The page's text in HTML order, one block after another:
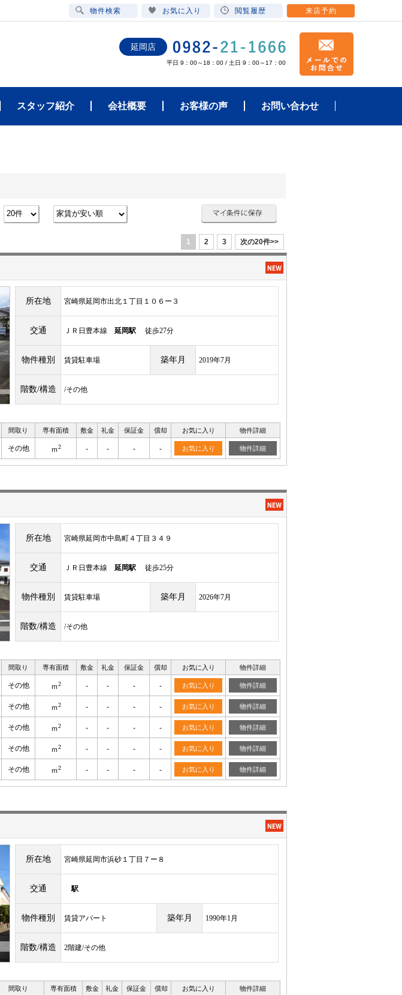
延岡店
平日 9：00～18：00 / 土日 9：00～17：00
スタッフ紹介 会社概要 お客様の声 お問い合わせ
1 2 3 次の20件>>
所在地 宮崎県延岡市出北１丁目１０６ー３
交通 ＪＲ日豊本線 延岡駅 徒歩27分
物件種別 賃貸駐車場 築年月 2019年7月
階数/構造 /その他
間取り 専有面積 敷金 礼金 保証金 償却 お気に入り 物件詳細
その他 ｍ2 - - - - お気に入り 物件詳細
所在地 宮崎県延岡市中島町４丁目３４９
交通 ＪＲ日豊本線 延岡駅 徒歩25分
物件種別 賃貸駐車場 築年月 2026年7月
階数/構造 /その他
間取り 専有面積 敷金 礼金 保証金 償却 お気に入り 物件詳細
その他 ｍ2 - - - - お気に入り 物件詳細
その他 ｍ2 - - - - お気に入り 物件詳細
その他 ｍ2 - - - - お気に入り 物件詳細
その他 ｍ2 - - - - お気に入り 物件詳細
その他 ｍ2 - - - - お気に入り 物件詳細
所在地 宮崎県延岡市浜砂１丁目７ー８
交通 駅
物件種別 賃貸アパート 築年月 1990年1月
階数/構造 2階建/その他
間取り 専有面積 敷金 礼金 保証金 償却 お気に入り 物件詳細
物件検索 お気に入り 閲覧履歴 来店予約